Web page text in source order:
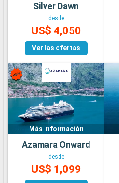
Silver Dawn
desde
US$ 4,050
Ver las ofertas
Más información
Azamara Onward
desde
US$ 1,099